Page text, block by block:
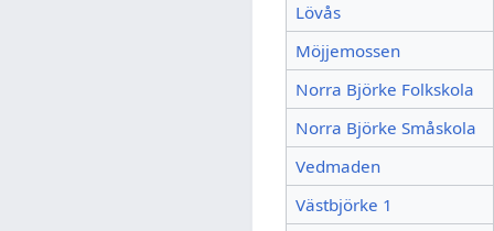
Lövås
Möjjemossen
Norra Björke Folkskola
Norra Björke Småskola
Vedmaden
Västbjörke 1